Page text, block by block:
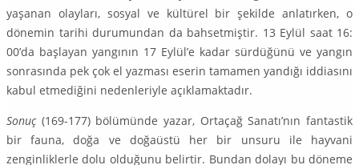
yaşanan olayları, sosyal ve kültürel bir şekilde anlatırken, o
dönemin tarihi durumundan da bahsetmiştir. 13 Eylül saat 16:
00’da başlayan yangının 17 Eylül’e kadar sürdüğünü ve yangın
sonrasında pek çok el yazması eserin tamamen yandığı iddiasını
kabul etmediğini nedenleriyle açıklamaktadır.
Sonuç (169-177) bölümünde yazar, Ortaçağ Sanatı’nın fantastik
bir fauna, doğa ve doğaüstü her bir unsuru ile hayvani
zenginliklerle dolu olduğunu belirtir. Bundan dolayı bu döneme